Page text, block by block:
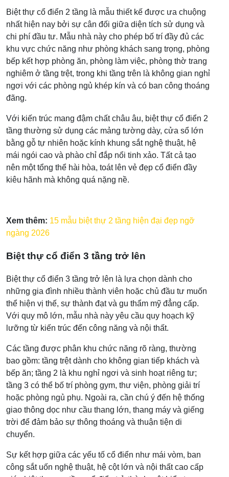
Biệt thự cổ điển 2 tầng là mẫu thiết kế được ưa chuộng
nhất hiện nay bởi sự cân đối giữa diện tích sử dụng và
chi phí đầu tư. Mẫu nhà này cho phép bố trí đầy đủ các
khu vực chức năng như phòng khách sang trọng, phòng
bếp kết hợp phòng ăn, phòng làm việc, phòng thờ trang
nghiêm ở tầng trệt, trong khi tầng trên là không gian nghỉ
ngơi với các phòng ngủ khép kín và có ban công thoáng
đãng.
Với kiến trúc mang đậm chất châu âu, biệt thự cổ điển 2
tầng thường sử dụng các mảng tường dày, cửa sổ lớn
bằng gỗ tự nhiên hoặc kính khung sắt nghệ thuật, hệ
mái ngói cao và phào chỉ đắp nổi tinh xảo. Tất cả tạo
nên một tổng thể hài hòa, toát lên vẻ đẹp cổ điển đầy
kiêu hãnh mà không quá nặng nề.
Xem thêm: 15 mẫu biệt thự 2 tầng hiện đại đẹp ngỡ
ngàng 2026
Biệt thự cổ điển 3 tầng trở lên
Biệt thự cổ điển 3 tầng trở lên là lựa chọn dành cho
những gia đình nhiều thành viên hoặc chủ đầu tư muốn
thể hiện vị thế, sự thành đạt và gu thẩm mỹ đẳng cấp.
Với quy mô lớn, mẫu nhà này yêu cầu quy hoạch kỹ
lưỡng từ kiến trúc đến công năng và nội thất.
Các tầng được phân khu chức năng rõ ràng, thường
bao gồm: tầng trệt dành cho không gian tiếp khách và
bếp ăn; tầng 2 là khu nghỉ ngơi và sinh hoạt riêng tư;
tầng 3 có thể bố trí phòng gym, thư viện, phòng giải trí
hoặc phòng ngủ phụ. Ngoài ra, cần chú ý đến hệ thống
giao thông dọc như cầu thang lớn, thang máy và giếng
trời để đảm bảo sự thông thoáng và thuận tiện di
chuyển.
Sự kết hợp giữa các yếu tố cổ điển như mái vòm, ban
công sắt uốn nghệ thuật, hệ cột lớn và nội thất cao cấp